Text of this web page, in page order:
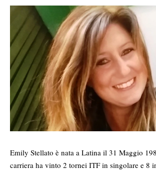
Emily Stellato è nata a Latina il 31 Maggio
carriera ha vinto 2 tornei ITF in singolare e 8